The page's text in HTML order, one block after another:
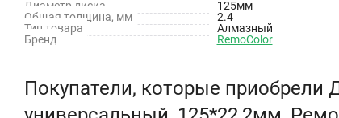
Диаметр диска 125мм
Общая толщина, мм
2.4
Тип товара
Алмазный
Бренд
RemoColor
Покупатели, которые приобрели